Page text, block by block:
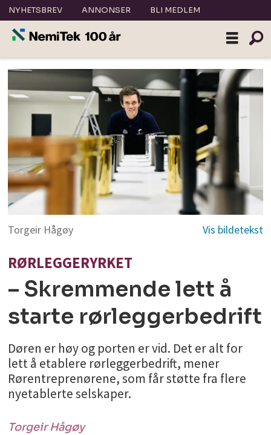
NYHETSBREV ANNONSER BLI MEDLEM
Torgeir Hågøy
RØRLEGGERYRKET
– Skremmende lett å
starte rørleggerbedrift
Døren er høy og porten er vid. Det er alt for
lett å etablere rørleggerbedrift, mener
Rørentreprenørene, som får støtte fra flere
nyetablerte selskaper.
Torgeir Hågøy